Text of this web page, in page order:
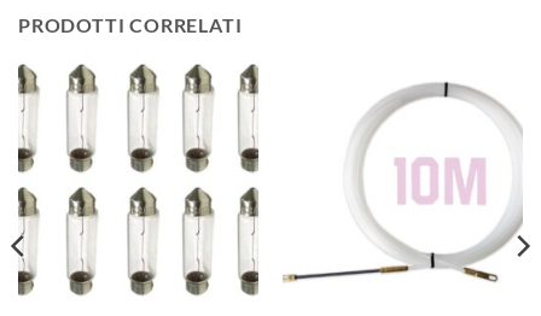
PRODOTTI CORRELATI